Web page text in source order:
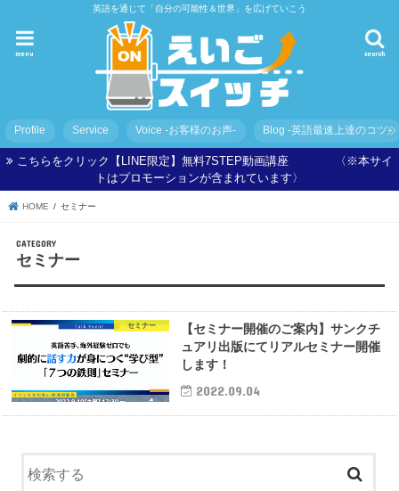
英語を通じて「自分の可能性＆世界」を広げていこう
search
menu
Profile Service Voice -お客様のお声- Blog -英語最速上達のコツ-
こちらをクリック【LINE限定】無料7STEP動画講座 〈※本サイ
トはプロモーションが含まれています〉
HOME セミナー
セミナー
セミナー
【セミナー開催のご案内】サンクチ
ュアリ出版にてリアルセミナー開催
します！
2022.09.04